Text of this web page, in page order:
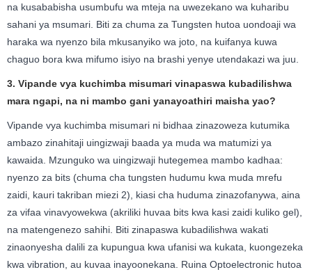
na kusababisha usumbufu wa mteja na uwezekano wa kuharibu
sahani ya msumari. Biti za chuma za Tungsten hutoa uondoaji wa
haraka wa nyenzo bila mkusanyiko wa joto, na kuifanya kuwa
chaguo bora kwa mifumo isiyo na brashi yenye utendakazi wa juu.
3. Vipande vya kuchimba misumari vinapaswa kubadilishwa
mara ngapi, na ni mambo gani yanayoathiri maisha yao?
Vipande vya kuchimba misumari ni bidhaa zinazoweza kutumika
ambazo zinahitaji uingizwaji baada ya muda wa matumizi ya
kawaida. Mzunguko wa uingizwaji hutegemea mambo kadhaa:
nyenzo za bits (chuma cha tungsten hudumu kwa muda mrefu
zaidi, kauri takriban miezi 2), kiasi cha huduma zinazofanywa, aina
za vifaa vinavyowekwa (akriliki huvaa bits kwa kasi zaidi kuliko gel),
na matengenezo sahihi. Biti zinapaswa kubadilishwa wakati
zinaonyesha dalili za kupungua kwa ufanisi wa kukata, kuongezeka
kwa vibration, au kuvaa inayoonekana. Ruina Optoelectronic hutoa